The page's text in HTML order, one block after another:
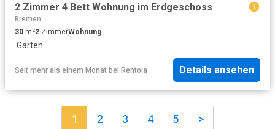
2 Zimmer 4 Bett Wohnung im Erdgeschoss
Bremen
30 m²2 ZimmerWohnung
·Garten
Seit mehr als einem Monat bei Rentola Details ansehen
1 2 3 4 5 >